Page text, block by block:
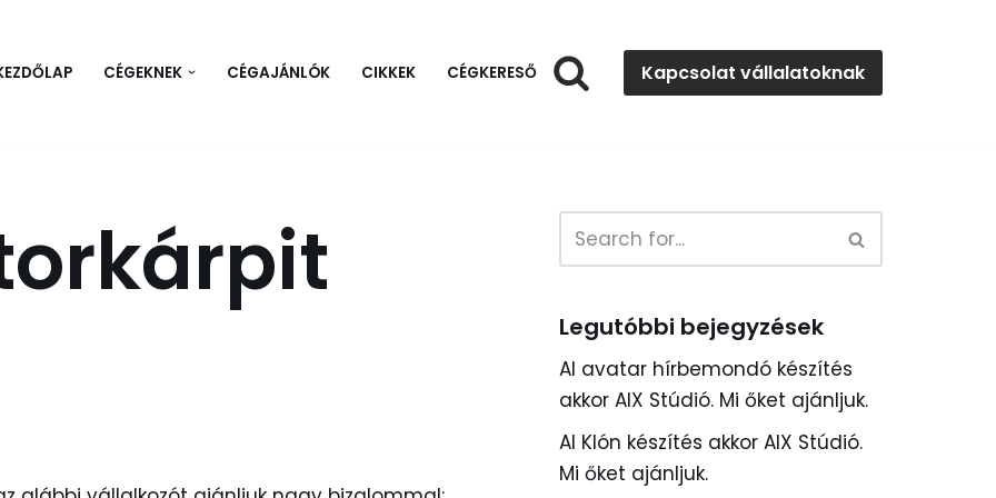
CÉGEKNEK CÉGAJÁNLÓK CIKKEK CÉGKERESŐ Kapcsolat vállalatoknak
Legutóbbi bejegyzések
AI avatar hírbemondó készítés
akkor AIX Stúdió. Mi őket ajánljuk.
AI Klón készítés akkor AIX Stúdió.
Mi őket ajánljuk.